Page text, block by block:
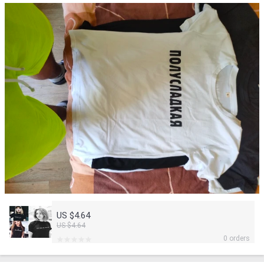
US $4.64
US $4.64
0 orders